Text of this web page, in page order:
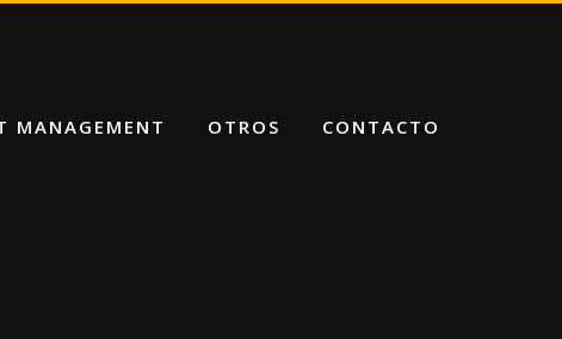
MANAGEMENT OTROS CONTACTO